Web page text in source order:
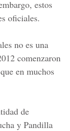
estos
oficiales.
no es una
comenzaron
en muchos
de
y Pandilla